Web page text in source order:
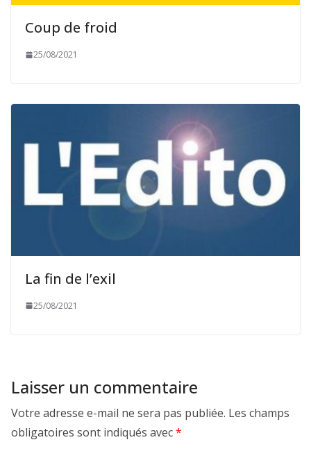
Coup de froid
25/08/2021
La fin de l’exil
25/08/2021
Laisser un commentaire
Votre adresse e-mail ne sera pas publiée. Les champs
obligatoires sont indiqués avec*